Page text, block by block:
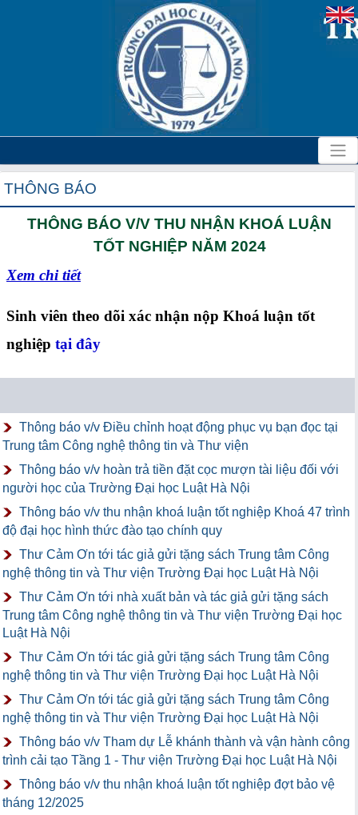
THÔNG BÁO
THÔNG BÁO V/V THU NHẬN KHOÁ LUẬN
TỐT NGHIỆP NĂM 2024
Xem chi tiết
Sinh viên theo dõi xác nhận nộp Khoá luận tốt
nghiệp tại đây
Thông báo v/v Điều chỉnh hoạt động phục vụ bạn đọc tại
Trung tâm Công nghệ thông tin và Thư viện
Thông báo v/v hoàn trả tiền đặt cọc mượn tài liệu đối với
người học của Trường Đại học Luật Hà Nội
Thông báo v/v thu nhận khoá luận tốt nghiệp Khoá 47 trình
độ đại học hình thức đào tạo chính quy
Thư Cảm Ơn tới tác giả gửi tặng sách Trung tâm Công
nghệ thông tin và Thư viện Trường Đại học Luật Hà Nội
Thư Cảm Ơn tới nhà xuất bản và tác giả gửi tặng sách
Trung tâm Công nghệ thông tin và Thư viện Trường Đại học
Luật Hà Nội
Thư Cảm Ơn tới tác giả gửi tặng sách Trung tâm Công
nghệ thông tin và Thư viện Trường Đại học Luật Hà Nội
Thư Cảm Ơn tới tác giả gửi tặng sách Trung tâm Công
nghệ thông tin và Thư viện Trường Đại học Luật Hà Nội
Thông báo v/v Tham dự Lễ khánh thành và vận hành công
trình cải tạo Tầng 1 - Thư viện Trường Đại học Luật Hà Nội
Thông báo v/v thu nhận khoá luận tốt nghiệp đợt bảo vệ
tháng 12/2025